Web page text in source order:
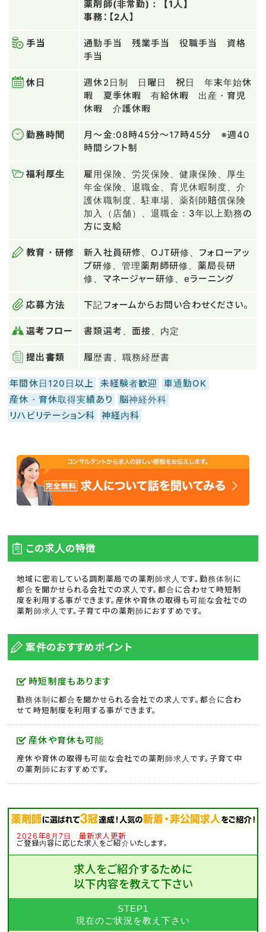
薬剤師(非常勤)：【1人】
事務：【2人】
手当
通勤手当 残業手当 役職手当 資格
手当
休日
週休2日制 日曜日 祝日 年末年始休
暇 夏季休暇 有給休暇 出産・育児
休暇 介護休暇
勤務時間
月～金:08時45分～17時45分 ※週40
時間シフト制
福利厚生
雇用保険、労災保険、健康保険、厚生
年金保険、退職金、育児休暇制度、介
護休職制度、駐車場、薬剤師賠償保険
加入（店舗）、退職金：3年以上勤務の
方に支給
教育・研修
新入社員研修、OJT研修、フォローアッ
プ研修、管理薬剤師研修、薬局長研
修、マネージャー研修、eラーニング
応募方法 下記フォームからお問い合わせください。
選考フロー 書類選考、面接、内定
提出書類 履歴書、職務経歴書
年間休日120日以上 未経験者歓迎
車通勤OK
産休・育休取得実績あり
脳神経外科
リハビリテーション科
神経内科
この求人の特徴
地域に密着している調剤薬局での薬剤師求人です。勤務体制に
都合を聞かせられる会社での求人です。都合に合わせて時短制
度を利用する事ができます。産休や育休の取得も可能な会社での
薬剤師求人です。子育て中の薬剤師におすすめです。
案件のおすすめポイント
時短制度もあります
勤務体制に都合を聞かせられる会社での求人です。都合に合わ
せて時短制度を利用する事ができます。
産休や育休も可能
産休や育休の取得も可能な会社での薬剤師求人です。子育て中
の薬剤師におすすめです。
2026年8月7日 最新求人更新
ご登録内容に応じた求人をご紹介いたします。
求人をご紹介するために
以下内容を教えて下さい
STEP1
現在のご状況を教え下さい